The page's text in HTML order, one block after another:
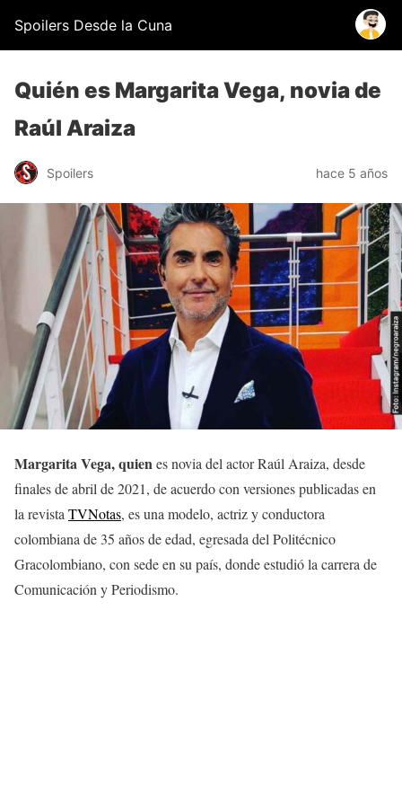
Spoilers Desde la Cuna
Quién es Margarita Vega, novia de
Raúl Araiza
Spoilers hace 5 años
Margarita Vega, quienes novia del actor Raúl Araiza, desde
finales de abril de 2021, de acuerdo con versiones publicadas en
la revista TVNotas, es una modelo, actriz y conductora
colombiana de 35 años de edad, egresada del Politécnico
Gracolombiano, con sede en su país, donde estudió la carrera de
Comunicación y Periodismo.